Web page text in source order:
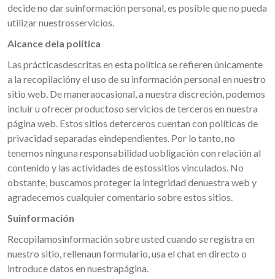
decide no dar suinformación personal, es posible que no pueda
utilizar nuestrosservicios.
Alcance dela política
Las prácticasdescritas en esta política se refieren únicamente
a la recopilacióny el uso de su información personal en nuestro
sitio web. De maneraocasional, a nuestra discreción, podemos
incluir u ofrecer productoso servicios de terceros en nuestra
página web. Estos sitios deterceros cuentan con políticas de
privacidad separadas eindependientes. Por lo tanto, no
tenemos ninguna responsabilidad uobligación con relación al
contenido y las actividades de estossitios vinculados. No
obstante, buscamos proteger la integridad denuestra web y
agradecemos cualquier comentario sobre estos sitios.
Suinformación
Recopilamosinformación sobre usted cuando se registra en
nuestro sitio, rellenaun formulario, usa el chat en directo o
introduce datos en nuestrapágina.